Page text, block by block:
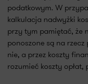
podatkowym. W
kalkulacja nadwyżki
przy tym pamiętać, że
ponoszone są na
nie, a przez koszty
rozumieć koszty